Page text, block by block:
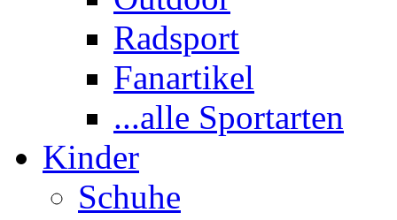
Radsport
Fanartikel
...alle Sportarten
Kinder
Schuhe